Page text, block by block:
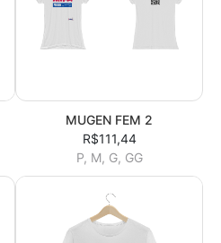
MUGEN FEM 2
R$111,44
P, M, G, GG